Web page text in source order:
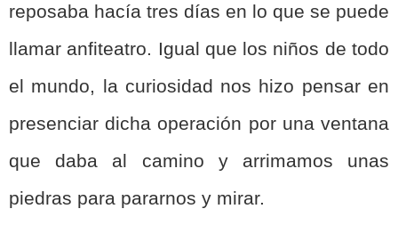
reposaba hacía tres días en lo que se puede
llamar anfiteatro. Igual que los niños de todo
el mundo, la curiosidad nos hizo pensar en
presenciar dicha operación por una ventana
que daba al camino y arrimamos unas
piedras para pararnos y mirar.